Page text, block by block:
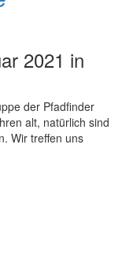
2021 in
der Pfadfinder
alt, natürlich sind
Wir treffen uns